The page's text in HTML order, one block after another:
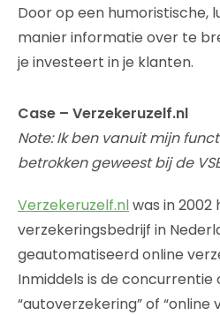
Door op een humoristische,
manier informatie over te
je investeert in je klanten.
Case – Verzekeruzelf.nl
Note: Ik ben vanuit mijn
betrokken geweest bij de
Verzekeruzelf.nlwas in
verzekeringsbedrijf in
geautomatiseerd online
Inmiddels is de concurrentie
“autoverzekering” of “online